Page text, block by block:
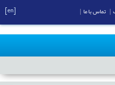
تماس با ما